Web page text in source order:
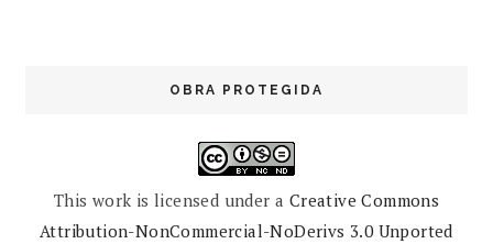
OBRA PROTEGIDA
This work is licensed under a Creative Commons
Attribution-NonCommercial-NoDerivs 3.0 Unported